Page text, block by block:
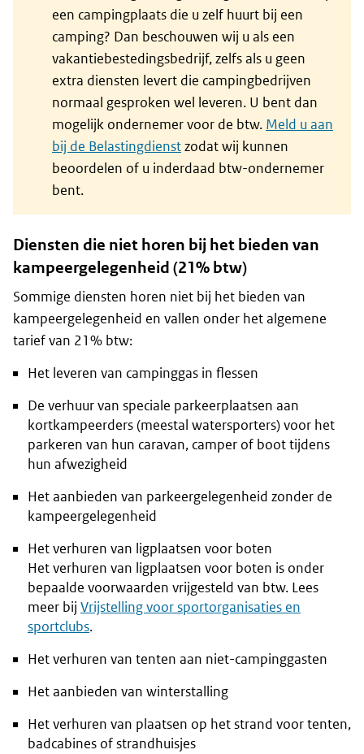
een campingplaats die u zelf huurt bij een
camping? Dan beschouwen wij u als een
vakantiebestedingsbedrijf, zelfs als u geen
extra diensten levert die campingbedrijven
normaal gesproken wel leveren. U bent dan
mogelijk ondernemer voor de btw. Meld u aan
bij de Belastingdienstzodat wij kunnen
beoordelen of u inderdaad btw-ondernemer
bent.
Diensten die niet horen bij het bieden van
kampeergelegenheid (21% btw)
Sommige diensten horen niet bij het bieden van
kampeergelegenheid en vallen onder het algemene
tarief van 21% btw:
Het leveren van campinggas in flessen
De verhuur van speciale parkeerplaatsen aan
kortkampeerders (meestal watersporters) voor het
parkeren van hun caravan, camper of boot tijdens
hun afwezigheid
Het aanbieden van parkeergelegenheid zonder de
kampeergelegenheid
Het verhuren van ligplaatsen voor boten
Het verhuren van ligplaatsen voor boten is onder
bepaalde voorwaarden vrijgesteld van btw. Lees
meer bij Vrijstelling voor sportorganisaties en
sportclubs.
Het verhuren van tenten aan niet-campinggasten
Het aanbieden van winterstalling
Het verhuren van plaatsen op het strand voor tenten,
badcabines of strandhuisjes